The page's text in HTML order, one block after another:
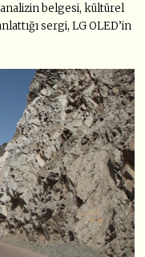
belgesi, kültürel
sergi, LG OLED’in